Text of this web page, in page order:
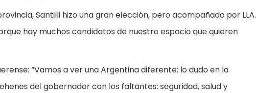
Santilli hizo una gran elección, pero acompañado por LLA.
hay muchos candidatos de nuestro espacio que quieren
“Vamos a ver una Argentina diferente; lo dudo en la
del gobernador con los faltantes: seguridad, salud y